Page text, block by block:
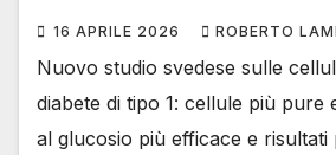
16 APRILE 2026 ROBERTO
Nuovo studio svedese sulle
diabete di tipo 1: cellule più pure
al glucosio più efficace e risultati